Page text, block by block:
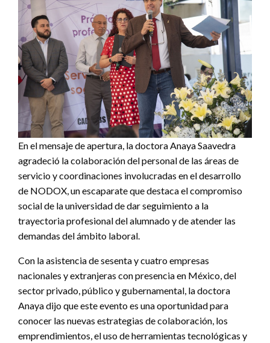
En el mensaje de apertura, la doctora Anaya Saavedra
agradeció la colaboración del personal de las áreas de
servicio y coordinaciones involucradas en el desarrollo
de NODOX, un escaparate que destaca el compromiso
social de la universidad de dar seguimiento a la
trayectoria profesional del alumnado y de atender las
demandas del ámbito laboral.
Con la asistencia de sesenta y cuatro empresas
nacionales y extranjeras con presencia en México, del
sector privado, público y gubernamental, la doctora
Anaya dijo que este evento es una oportunidad para
conocer las nuevas estrategias de colaboración, los
emprendimientos, el uso de herramientas tecnológicas y